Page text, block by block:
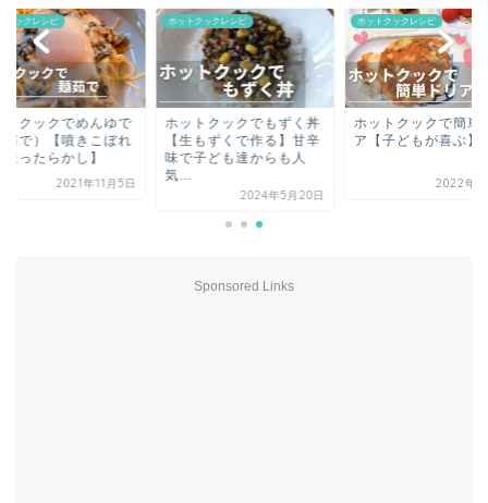
クックレシピ
トクックでめんゆで
茹で）【噴きこぼれ
ほったらかし】
2021年11月5日
ホットクックレシピ
ホットクックでもずく丼
【生もずくで作る】甘辛
味で子ども達からも人
気...
2024年5月20日
ホットクックレシピ
ホットクックで簡単
ア【子どもが喜ぶ】
2022年4
Sponsored Links